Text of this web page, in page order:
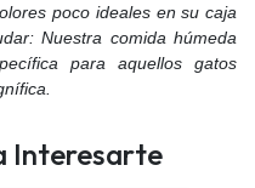
poco ideales en su caja
Nuestra comida húmeda
para aquellos gatos
Interesarte